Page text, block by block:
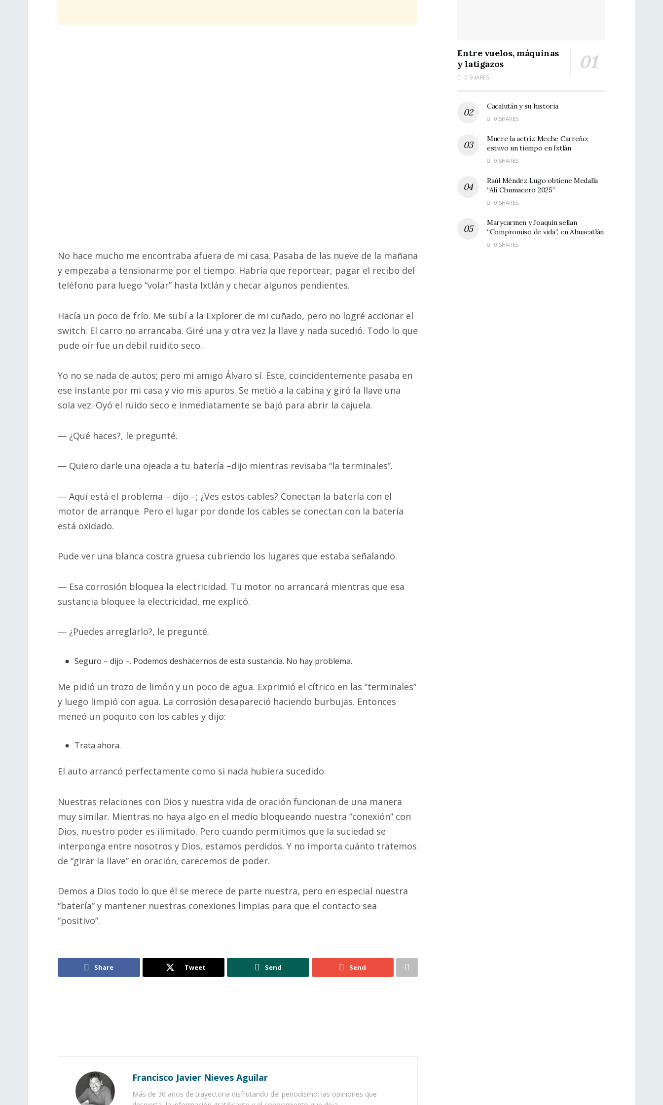
No hace mucho me encontraba afuera de mi casa. Pasaba de las nueve de la mañana
y empezaba a tensionarme por el tiempo. Habría que reportear, pagar el recibo del
teléfono para luego “volar” hasta Ixtlán y checar algunos pendientes.
Hacía un poco de frío. Me subí a la Explorer de mi cuñado, pero no logré accionar el
switch. El carro no arrancaba. Giré una y otra vez la llave y nada sucedió. Todo lo que
pude oír fue un débil ruidito seco.
Yo no se nada de autos; pero mi amigo Álvaro sí. Este, coincidentemente pasaba en
ese instante por mi casa y vio mis apuros. Se metió a la cabina y giró la llave una
sola vez. Oyó el ruido seco e inmediatamente se bajó para abrir la cajuela.
— ¿Qué haces?, le pregunté.
— Quiero darle una ojeada a tu batería –dijo mientras revisaba “la terminales”.
— Aquí está el problema – dijo –; ¿Ves estos cables? Conectan la batería con el
motor de arranque. Pero el lugar por donde los cables se conectan con la batería
está oxidado.
Pude ver una blanca costra gruesa cubriendo los lugares que estaba señalando.
— Esa corrosión bloquea la electricidad. Tu motor no arrancará mientras que esa
sustancia bloquee la electricidad, me explicó.
— ¿Puedes arreglarlo?, le pregunté.
Seguro – dijo –. Podemos deshacernos de esta sustancia. No hay problema.
Me pidió un trozo de limón y un poco de agua. Exprimió el cítrico en las “terminales”
y luego limpió con agua. La corrosión desapareció haciendo burbujas. Entonces
meneó un poquito con los cables y dijo:
Trata ahora.
El auto arrancó perfectamente como si nada hubiera sucedido.
Nuestras relaciones con Dios y nuestra vida de oración funcionan de una manera
muy similar. Mientras no haya algo en el medio bloqueando nuestra “conexión” con
Dios, nuestro poder es ilimitado. Pero cuando permitimos que la suciedad se
interponga entre nosotros y Dios, estamos perdidos. Y no importa cuánto tratemos
de “girar la llave” en oración, carecemos de poder.
Demos a Dios todo lo que él se merece de parte nuestra, pero en especial nuestra
“batería” y mantener nuestras conexiones limpias para que el contacto sea
“positivo”.
Share Tweet Send Send
Francisco Javier Nieves Aguilar
Más de 30 años de trayectoria disfrutando del periodismo; las opiniones que
Entre vuelos, máquinas
y latigazos
0 SHARES
Cacalután y su historia
0 SHARES
Muere la actriz Meche Carreño;
estuvo un tiempo en Ixtlán
0 SHARES
Raúl Méndez Lugo obtiene Medalla
“Alí Chumacero 2025”
0 SHARES
Marycarmen y Joaquín sellan
“Compromiso de vida”, en Ahuacatlán
0 SHARES